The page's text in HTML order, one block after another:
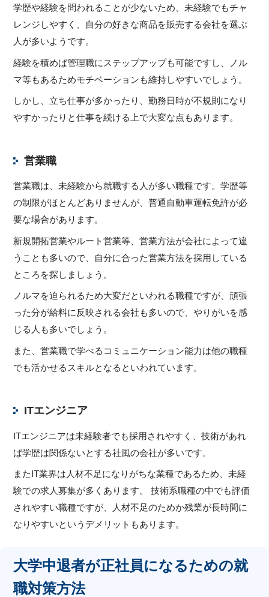
学歴や経験を問われることが少ないため、未経験でもチャ
レンジしやすく、自分の好きな商品を販売する会社を選ぶ
人が多いようです。
経験を積めば管理職にステップアップも可能ですし、ノル
マ等もあるためモチベーションも維持しやすいでしょう。
しかし、立ち仕事が多かったり、勤務日時が不規則になり
やすかったりと仕事を続ける上で大変な点もあります。
営業職
営業職は、未経験から就職する人が多い職種です。学歴等
の制限がほとんどありませんが、普通自動車運転免許が必
要な場合があります。
新規開拓営業やルート営業等、営業方法が会社によって違
うことも多いので、自分に合った営業方法を採用している
ところを探しましょう。
ノルマを迫られるため大変だといわれる職種ですが、頑張
った分が給料に反映される会社も多いので、やりがいを感
じる人も多いでしょう。
また、営業職で学べるコミュニケーション能力は他の職種
でも活かせるスキルとなるといわれています。
ITエンジニア
ITエンジニアは未経験者でも採用されやすく、技術があれ
ば学歴は関係ないとする社風の会社が多いです。
またIT業界は人材不足になりがちな業種であるため、未経
験での求人募集が多くあります。 技術系職種の中でも評価
されやすい職種ですが、人材不足のためか残業が長時間に
なりやすいというデメリットもあります。
大学中退者が正社員になるための就
職対策方法